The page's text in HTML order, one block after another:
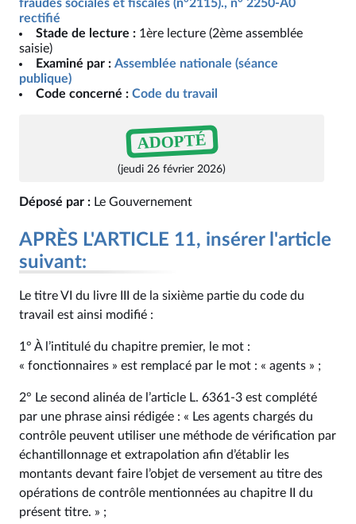
fraudes sociales et fiscales (n°2115)., n° 2250-A0
rectifié
Stade de lecture : 1ère lecture (2ème assemblée
saisie)
Examiné par : Assemblée nationale (séance
publique)
Code concerné : Code du travail
ADOPTÉ
(jeudi 26 février 2026)
Déposé par : Le Gouvernement
APRÈS L'ARTICLE 11, insérer l'article
suivant:
Le titre VI du livre III de la sixième partie du code du
travail est ainsi modifié :
1° À l’intitulé du chapitre premier, le mot :
« fonctionnaires » est remplacé par le mot : « agents » ;
2° Le second alinéa de l’article L. 6361‑3 est complété
par une phrase ainsi rédigée : « Les agents chargés du
contrôle peuvent utiliser une méthode de vérification par
échantillonnage et extrapolation afin d’établir les
montants devant faire l’objet de versement au titre des
opérations de contrôle mentionnées au chapitre II du
présent titre. » ;